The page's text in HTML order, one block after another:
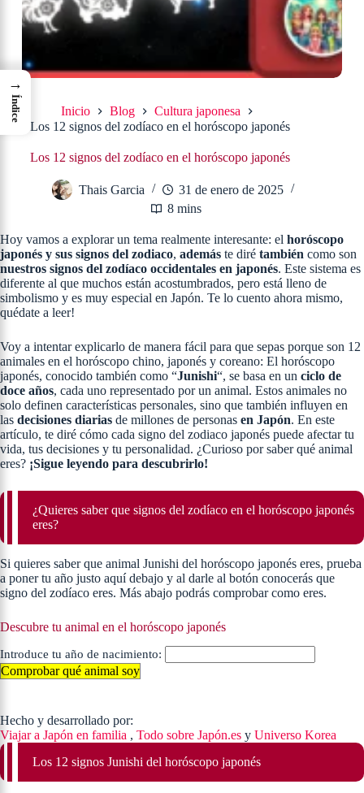
Inicio Blog
Cultura japonesa
Los 12 signos del zodíaco en el horóscopo japonés
Los 12 signos del zodíaco en el horóscopo japonés
Thais Garcia
31 de enero de 2025
8 mins
Hoy vamos a explorar un tema realmente interesante: el horóscopo
japonés y sus signos del zodiaco, además te diré también como son
nuestros signos del zodíaco occidentales en japonés. Este sistema es
diferente al que muchos están acostumbrados, pero está lleno de
simbolismo y es muy especial en Japón. Te lo cuento ahora mismo,
quédate a leer!
Voy a intentar explicarlo de manera fácil para que sepas porque son 12
animales en el horóscopo chino, japonés y coreano: El horóscopo
japonés, conocido también como “Junishi“, se basa en un ciclo de
doce años, cada uno representado por un animal. Estos animales no
solo definen características personales, sino que también influyen en
las decisiones diarias de millones de personas en Japón. En este
artículo, te diré cómo cada signo del zodiaco japonés puede afectar tu
vida, tus decisiones y tu personalidad. ¿Curioso por saber qué animal
eres? ¡Sigue leyendo para descubrirlo!
¿Quieres saber que signos del zodíaco en el horóscopo japonés
eres?
Si quieres saber que animal Junishi del horóscopo japonés eres, prueba
a poner tu año justo aquí debajo y al darle al botón conocerás que
signo del zodíaco eres. Más abajo podrás comprobar como eres.
Descubre tu animal en el horóscopo japonés
Introduce tu año de nacimiento:
Comprobar qué animal soy
Hecho y desarrollado por:
Viajar a Japón en familia , Todo sobre Japón.es y Universo Korea
Los 12 signos Junishi del horóscopo japonés
→
Índice